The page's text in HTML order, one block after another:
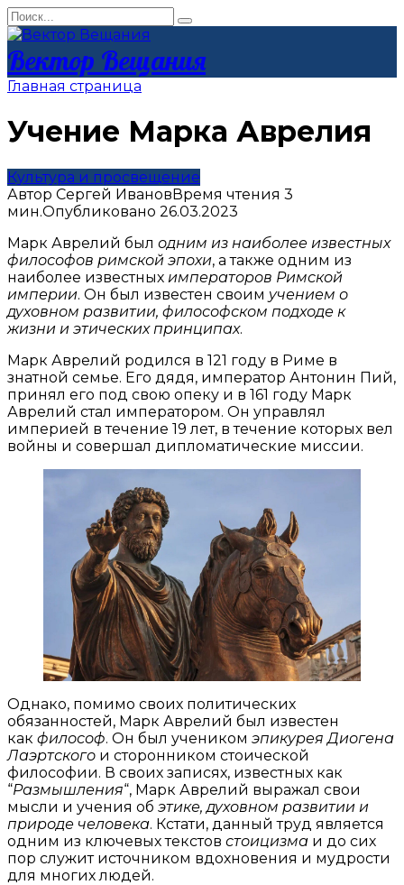
Перейти
к
контенту
Search
for:
Вектор Вещания
Главная страница
Учение Марка Аврелия
Культура и просвещение
Автор Сергей ИвановВремя чтения 3
мин.Опубликовано 26.03.2023
Марк Аврелий был одним из наиболее известных
философов римской эпохи, а также одним из
наиболее известных императоров Римской
империи. Он был известен своим учением о
духовном развитии, философском подходе к
жизни и этических принципах.
Марк Аврелий родился в 121 году в Риме в
знатной семье. Его дядя, император Антонин Пий,
принял его под свою опеку и в 161 году Марк
Аврелий стал императором. Он управлял
империей в течение 19 лет, в течение которых вел
войны и совершал дипломатические миссии.
Однако, помимо своих политических
обязанностей, Марк Аврелий был известен
как философ. Он был учеником эпикурея Диогена
Лаэртского и сторонником стоической
философии. В своих записях, известных как
“Размышления“, Марк Аврелий выражал свои
мысли и учения об этике, духовном развитии и
природе человека. Кстати, данный труд является
одним из ключевых текстов стоицизма и до сих
пор служит источником вдохновения и мудрости
для многих людей.